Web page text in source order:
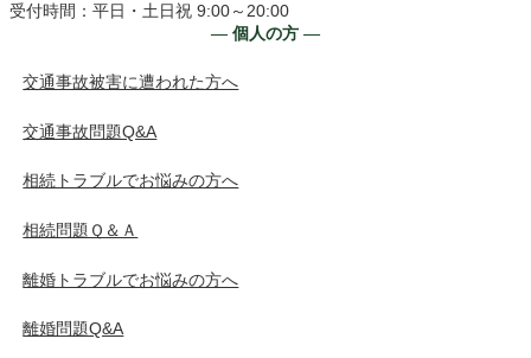
受付時間：平日・土日祝 9:00～20:00
― 個人の方 ―
交通事故被害に遭われた方へ
交通事故問題Q&A
相続トラブルでお悩みの方へ
相続問題Ｑ＆Ａ
離婚トラブルでお悩みの方へ
離婚問題Q&A